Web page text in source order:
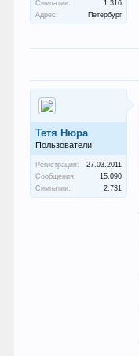
Симпатии:
1.316
Адрес:
Петербург
Тетя Нюра
Пользователи
Регистрация:
27.03.2011
Сообщения:
15.090
Симпатии:
2.731